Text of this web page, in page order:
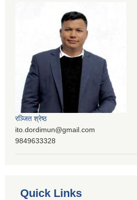
रञ्‍जित श्रेष्ठ
ito.dordimun@gmail.com
9849633328
Quick Links